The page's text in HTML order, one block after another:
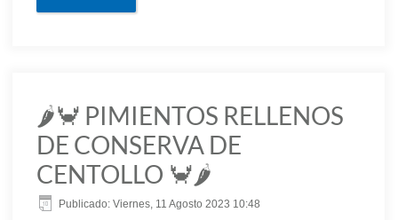
🌶🦀 PIMIENTOS RELLENOS
DE CONSERVA DE
CENTOLLO 🦀🌶
Publicado: Viernes, 11 Agosto 2023 10:48